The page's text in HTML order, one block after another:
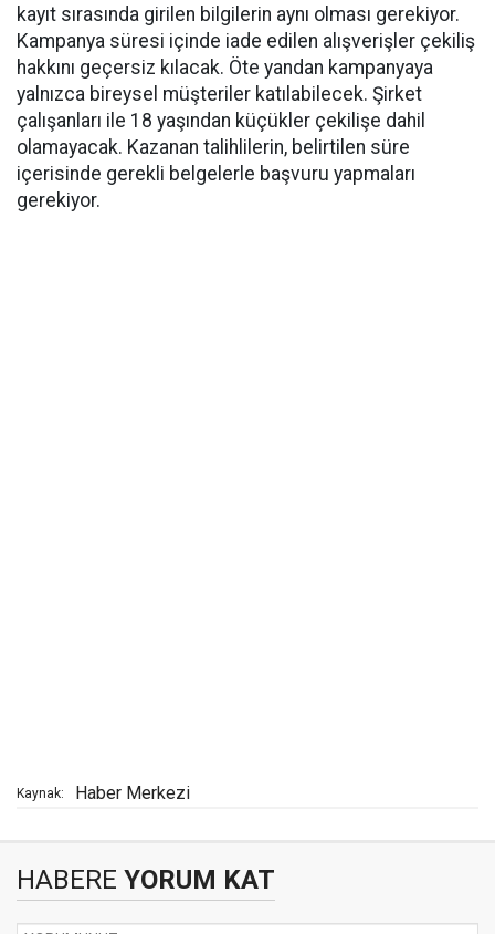
kayıt sırasında girilen bilgilerin aynı olması gerekiyor.
Kampanya süresi içinde iade edilen alışverişler çekiliş
hakkını geçersiz kılacak. Öte yandan kampanyaya
yalnızca bireysel müşteriler katılabilecek. Şirket
çalışanları ile 18 yaşından küçükler çekilişe dahil
olamayacak. Kazanan talihlilerin, belirtilen süre
içerisinde gerekli belgelerle başvuru yapmaları
gerekiyor.
Kaynak: Haber Merkezi
HABERE YORUM KAT